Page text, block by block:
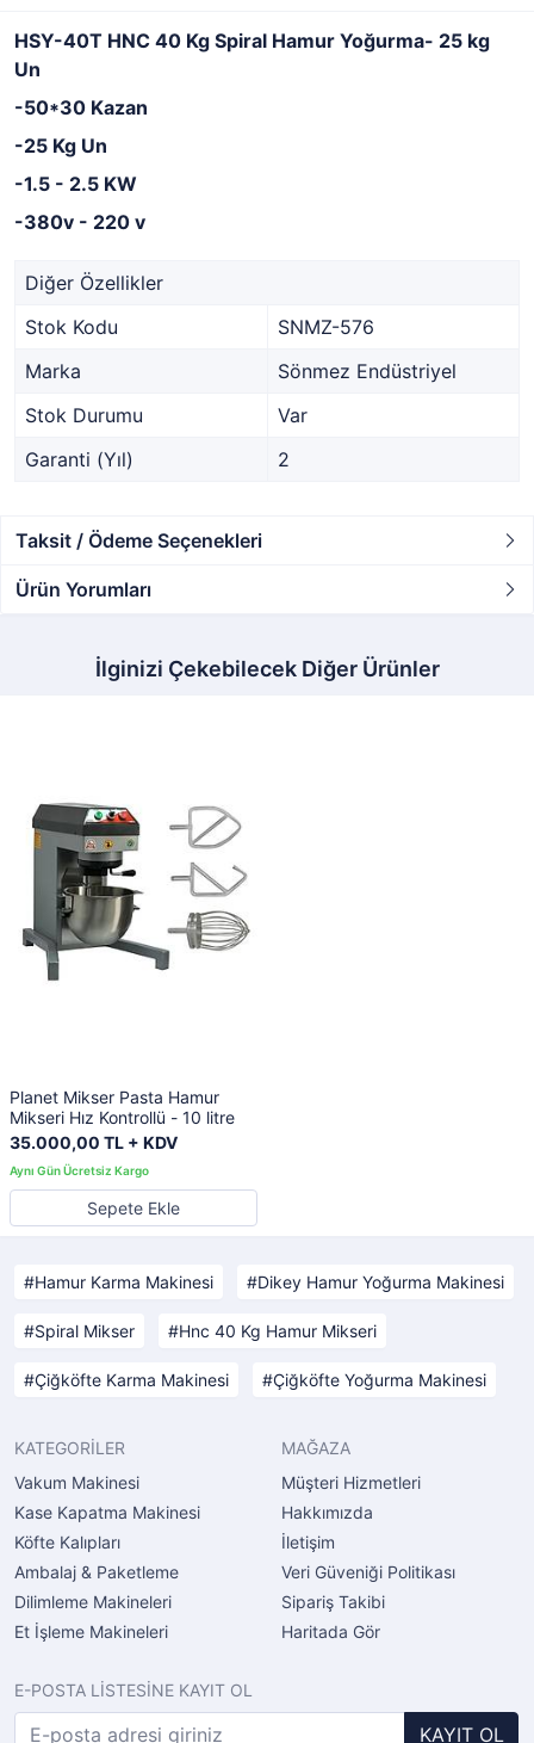
HSY-40T HNC 40 Kg Spiral Hamur Yoğurma- 25 kg
Un
-50*30 Kazan
-25 Kg Un
-1.5 - 2.5 KW
-380v - 220 v
Diğer Özellikler
Stok Kodu
SNMZ-576
Marka
Sönmez Endüstriyel
Stok Durumu
Var
Garanti (Yıl)
2
Taksit / Ödeme Seçenekleri
Ürün Yorumları
İlginizi Çekebilecek Diğer Ürünler
Planet Mikser Pasta Hamur
Mikseri Hız Kontrollü - 10 litre
35.000,00 TL + KDV
Sepete Ekle
Hamur Karma Makinesi Dikey Hamur Yoğurma Makinesi
Spiral Mikser Hnc 40 Kg Hamur Mikseri
Çiğköfte Karma Makinesi Çiğköfte Yoğurma Makinesi
KATEGORİLER
Vakum Makinesi
Kase Kapatma Makinesi
Köfte Kalıpları
Ambalaj & Paketleme
Dilimleme Makineleri
Et İşleme Makineleri
MAĞAZA
Müşteri Hizmetleri
Hakkımızda
İletişim
Veri Güveniği Politikası
Sipariş Takibi
Haritada Gör
E-POSTA LİSTESİNE KAYIT OL
KAYIT OL